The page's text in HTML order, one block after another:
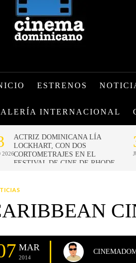
ESTRENOS
INTERNACIONAL
MAR
2014